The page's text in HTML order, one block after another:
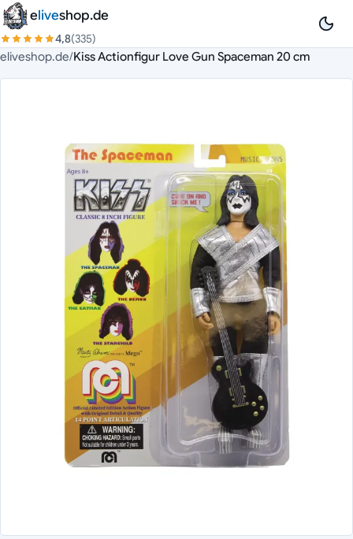
Zum Inhalt springen
eliveshop.de
4,8(335)
eliveshop.de/Kiss Actionfigur Love Gun Spaceman 20 cm